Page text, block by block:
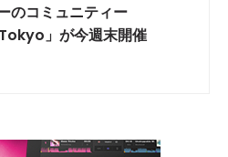
コミュニティー
」が今週末開催